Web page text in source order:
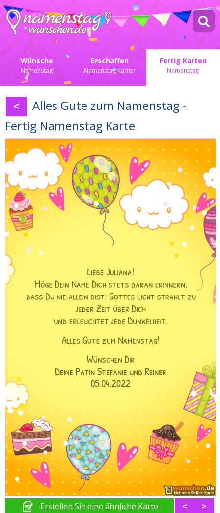
Wünsche
Namenstag
Erschaffen
Namenstag Karten
Fertig Karten
Namenstag
<
Alles Gute zum Namenstag -
Fertig Namenstag Karte
Erstellen Sie eine ähnliche Karte < >